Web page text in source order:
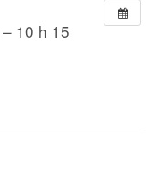
10 h 15